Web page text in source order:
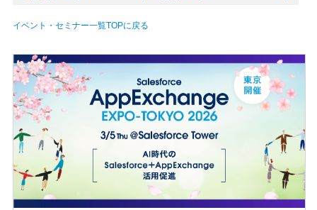
クラウドERP 内製化支援ソリューション
イベント
クラウドサイン
デジタルマーケティング
コンタクトセンター
オンライン 東京 大阪 名古屋
イベント・セミナー一覧TOPに戻る